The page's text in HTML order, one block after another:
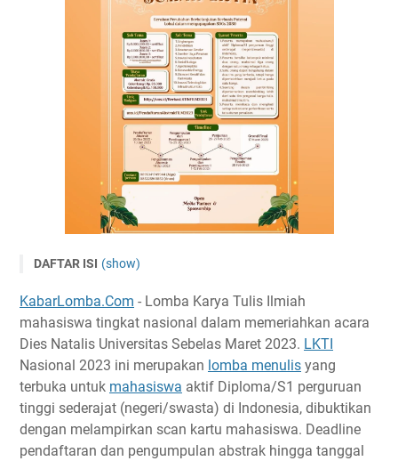
DAFTAR ISI (show)
Tema dan Subtema
Timeline
Ketentuan
Biaya Pendaftaran
Hadiah
Buku Panduan
KabarLomba.Com - Lomba Karya Tulis Ilmiah
mahasiswa tingkat nasional dalam memeriahkan acara
Dies Natalis Universitas Sebelas Maret 2023. LKTI
Nasional 2023 ini merupakan lomba menulis yang
terbuka untuk mahasiswa aktif Diploma/S1 perguruan
tinggi sederajat (negeri/swasta) di Indonesia, dibuktikan
dengan melampirkan scan kartu mahasiswa. Deadline
pendaftaran dan pengumpulan abstrak hingga tanggal